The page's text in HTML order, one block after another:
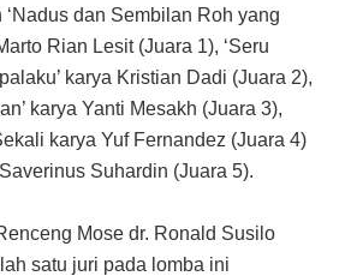
dan Sembilan Roh yang
Rian Lesit (Juara 1), ‘Seru
karya Kristian Dadi (Juara 2),
karya Yanti Mesakh (Juara 3),
karya Yuf Fernandez (Juara 4)
Suhardin (Juara 5).
Mose dr. Ronald Susilo
satu juri pada lomba ini